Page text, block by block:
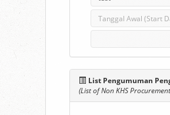
List Pengumuman
(List of Non KHS